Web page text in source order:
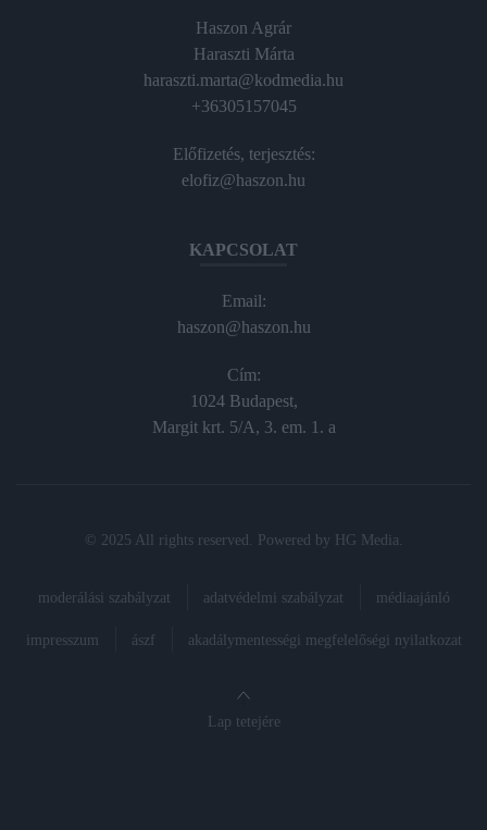
Haszon Agrár
Haraszti Márta
haraszti.marta@kodmedia.hu
+36305157045
Előfizetés, terjesztés:
elofiz@haszon.hu
KAPCSOLAT
Email:
haszon@haszon.hu
Cím:
1024 Budapest,
Margit krt. 5/A, 3. em. 1. a
© 2025 All rights reserved. Powered by HG Media
moderálási szabályzat adatvédelmi szabályzat médiaajánló
impresszum ászf akadálymentességi megfelelőségi nyilatkozat
Lap tetejére